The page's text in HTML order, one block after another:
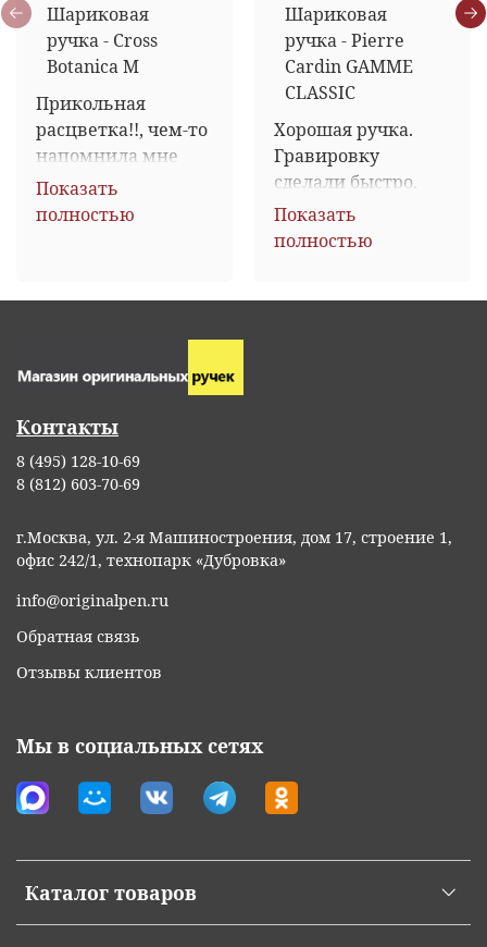
Шариковая
ручка - Cross
Botanica M
Прикольная
расцветка!!, чем-то
напомнила мне
татушку у подруги,
поэтому вопрос о
Показать
полностью
Шариковая
ручка - Pierre
Cardin GAMME
CLASSIC
Хорошая ручка.
Гравировку
сделали быстро,
красиво и
качественно.
Показать
полностью
Каталог товаров
Контакты
8 (495) 128-10-69
8 (812) 603-70-69
г.Москва, ул. 2-я Машиностроения, дом 17, строение 1,
офис 242/1, технопарк «Дубровка»
info@originalpen.ru
Обратная связь
Отзывы клиентов
Мы в социальных сетях